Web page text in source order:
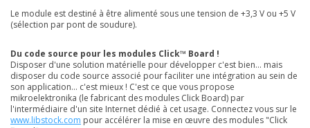
Le module est destiné à être alimenté sous une tension de +3,3 V ou +5 V
(sélection par pont de soudure).
Du code source pour les modules Click™ Board !
Disposer d'une solution matérielle pour développer c'est bien... mais
disposer du code source associé pour faciliter une intégration au sein de
son application... c'est mieux ! C'est ce que vous propose
mikroelektronika (le fabricant des modules Click Board) par
l'intermédiaire d'un site Internet dédié à cet usage. Connectez vous sur le
www.libstock.com pour accélérer la mise en œuvre des modules "Click